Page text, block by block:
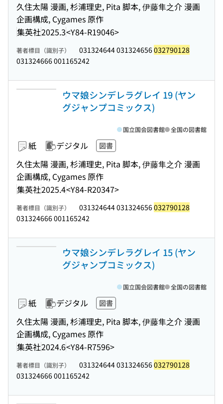
久住太陽 漫画, 杉浦理史, Pita 脚本, 伊藤隼之介 漫画
企画構成, Cygames 原作
集英社2025.3<Y84-R19046>
著者標目（識別子） 031324644 031324656032790128
031324666 001165242
ウマ娘シンデレラグレイ 19 (ヤン
グジャンプコミックス)
紙 デジタル 図書
久住太陽 漫画, 杉浦理史, Pita 脚本, 伊藤隼之介 漫画
企画構成, Cygames 原作
集英社2025.4<Y84-R20347>
国立国会図書館 全国の図書館
著者標目（識別子） 031324644 031324656032790128
031324666 001165242
ウマ娘シンデレラグレイ 15 (ヤン
グジャンプコミックス)
紙 デジタル 図書
久住太陽 漫画, 杉浦理史, Pita 脚本, 伊藤隼之介 漫画
企画構成, Cygames 原作
集英社2024.6<Y84-R7596>
国立国会図書館 全国の図書館
著者標目（識別子） 031324644 031324656032790128
031324666 001165242